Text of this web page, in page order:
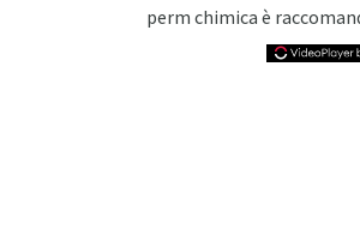
perm chimica è